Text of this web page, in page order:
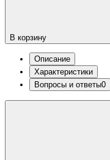
В корзину
Описание
Характеристики
Вопросы и ответы0